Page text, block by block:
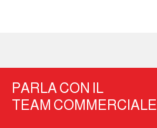
PARLA CON IL
TEAM COMMERCIALE